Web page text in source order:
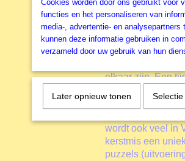
met 1000
legpuzzelstukjes
niet meer anders.
alle afbeeldingen
afbeeldingen
elkaar zijn. Een
leven tijdens het
zijn uitermate
wordt ook veel in
kerstmis een
puzzels
Cookies worden door ons gebruikt voor
functies en het personaliseren van
media-, advertentie- en
kunnen deze informatie gebruiken in
verzameld door uw gebruik van hun
Later opnieuw tonen